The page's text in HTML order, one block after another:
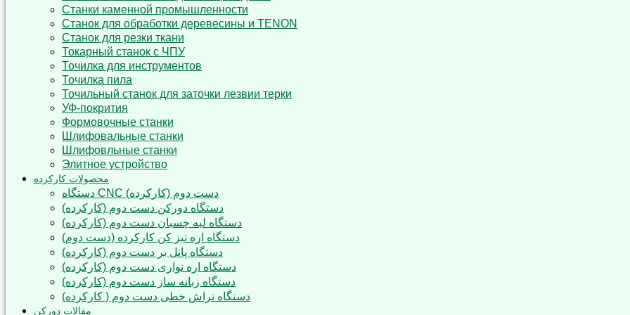
Станки каменной промышленности
Станок для обработки деревесины и TENON
Станок для резки ткани
Токарный станок с ЧПУ
Точилка для инструментов
Точилка пила
Точильный станок для заточки лезвии терки
УФ-покрития
Формовочные станки
Шлифовальные станки
Шлифовльные станки
Элитное устройство
محصولات کارکرده
دستگاه CNC دست دوم (کارکرده)
دستگاه دورکن دست دوم (کارکرده)
دستگاه لبه چسبان دست دوم (کارکرده)
دستگاه اره تیز کن کارکرده (دست دوم)
دستگاه پانل بر دست دوم (کارکرده)
دستگاه اره نواری دست دوم (کارکرده)
دستگاه زبانه ساز دست دوم (کارکرده)
دستگاه تراش خطی دست دوم ( کارکرده)
مقالات دورکن